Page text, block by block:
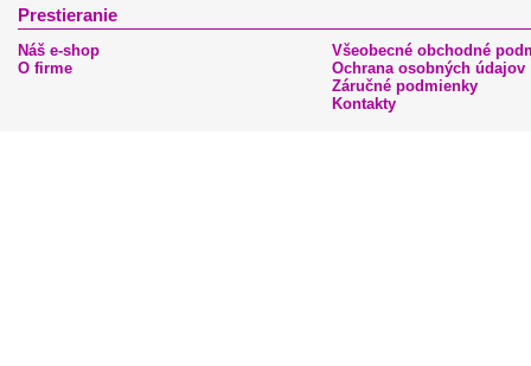
Prestieranie
Náš e-shop
O firme
Všeobecné obchodné
Ochrana osobných údajov
Záručné podmienky
Kontakty